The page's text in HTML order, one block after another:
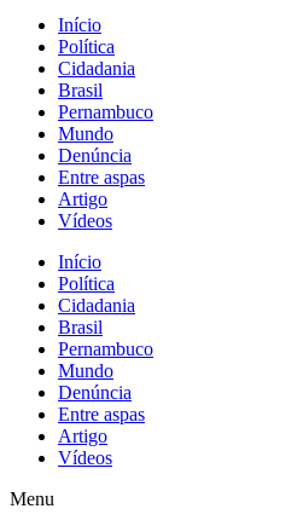
Início
Política
Cidadania
Brasil
Pernambuco
Mundo
Denúncia
Entre aspas
Artigo
Vídeos
Início
Política
Cidadania
Brasil
Pernambuco
Mundo
Denúncia
Entre aspas
Artigo
Vídeos
Menu